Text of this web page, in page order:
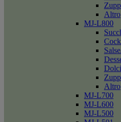
Altro
MJ-L800
Dolci
Altro
MJ-L700
MJ-L600
MJ-L500